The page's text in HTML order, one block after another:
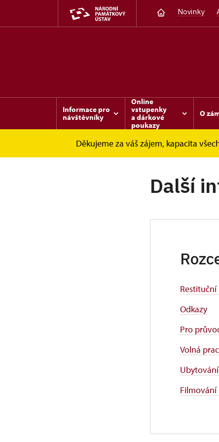
Novinky
Informace pro
návštěvníky
Online
vstupenky
a dárkové
poukazy
O
Děkujeme za váš zájem, kapacita
Opočno Další informace
Další
Odkazy
Pro
Volná
Filmování